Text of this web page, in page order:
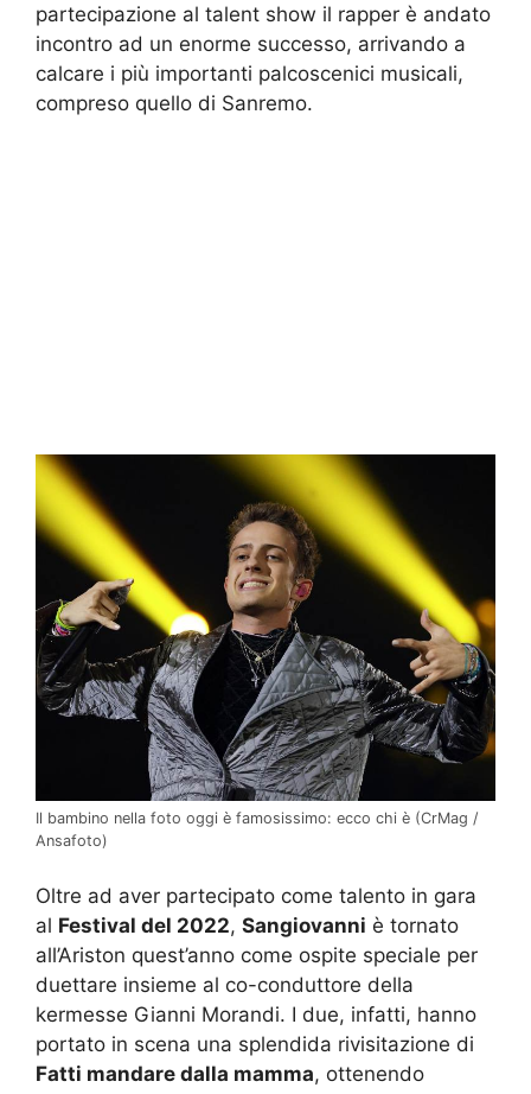
partecipazione al talent show il rapper è andato
incontro ad un enorme successo, arrivando a
calcare i più importanti palcoscenici musicali,
compreso quello di Sanremo.
Il bambino nella foto oggi è famosissimo: ecco chi è (CrMag /
Ansafoto)
Oltre ad aver partecipato come talento in gara
al Festival del 2022, Sangiovanni è tornato
all’Ariston quest’anno come ospite speciale per
duettare insieme al co-conduttore della
kermesse Gianni Morandi. I due, infatti, hanno
portato in scena una splendida rivisitazione di
Fatti mandare dalla mamma, ottenendo